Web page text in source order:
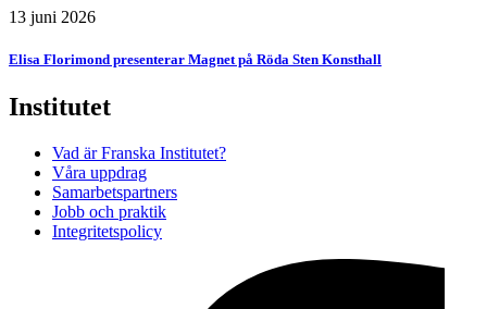
13 juni 2026
Elisa Florimond presenterar Magnet på Röda Sten Konsthall
Institutet
Vad är Franska Institutet?
Våra uppdrag
Samarbetspartners
Jobb och praktik
Integritetspolicy